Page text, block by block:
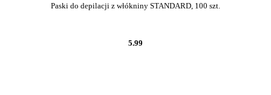
Paski do depilacji z włókniny STANDARD, 100 szt.
5.99